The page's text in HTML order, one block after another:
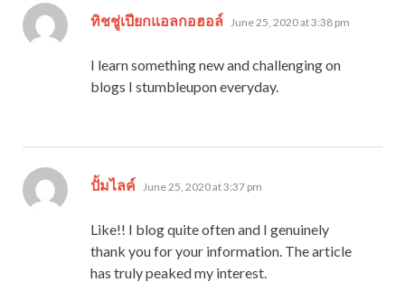
ทิชชู่เปียกแอลกอฮอล์ says:
June 25, 2020 at 3:38 pm
I learn something new and challenging on
blogs I stumbleupon everyday.
ปั้มไลค์ says:
June 25, 2020 at 3:37 pm
Like!! I blog quite often and I genuinely
thank you for your information. The article
has truly peaked my interest.